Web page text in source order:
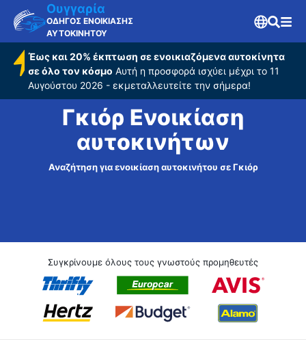
Ουγγαρία
ΟΔΗΓΟΣ ΕΝΟΙΚΙΑΣΗΣ
ΑΥΤΟΚΙΝΗΤΟΥ
Έως και 20% έκπτωση σε ενοικιαζόμενα αυτοκίνητα
σε όλο τον κόσμο Αυτή η προσφορά ισχύει μέχρι το 11
Αυγούστου 2026 - εκμεταλλευτείτε την σήμερα!
Γκιόρ Ενοικίαση
αυτοκινήτων
Αναζήτηση για ενοικίαση αυτοκινήτου σε Γκιόρ
Συγκρίνουμε όλους τους γνωστούς προμηθευτές